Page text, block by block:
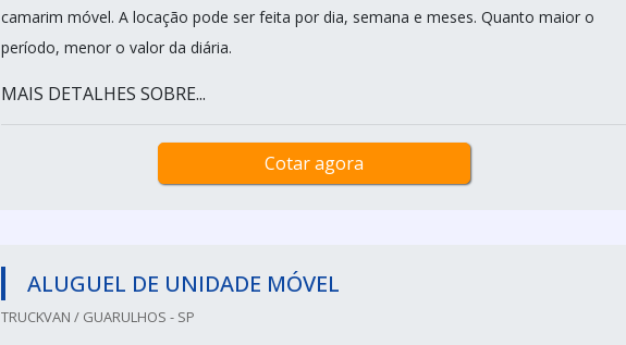
camarim móvel. A locação pode ser feita por dia, semana e meses. Quanto maior o
período, menor o valor da diária.
MAIS DETALHES SOBRE...
Cotar agora
ALUGUEL DE UNIDADE MÓVEL
TRUCKVAN / GUARULHOS - SP